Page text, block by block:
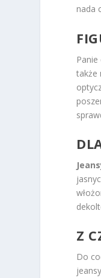
nada
także
Z
Do